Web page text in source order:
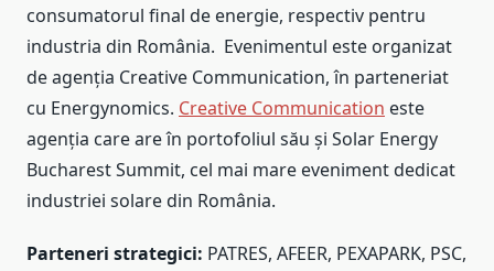
consumatorul final de energie, respectiv pentru
industria din România. Evenimentul este organizat
de agenția Creative Communication, în parteneriat
cu Energynomics. Creative Communication este
agenția care are în portofoliul său și Solar Energy
Bucharest Summit, cel mai mare eveniment dedicat
industriei solare din România.
Parteneri strategici: PATRES, AFEER, PEXAPARK, PSC,